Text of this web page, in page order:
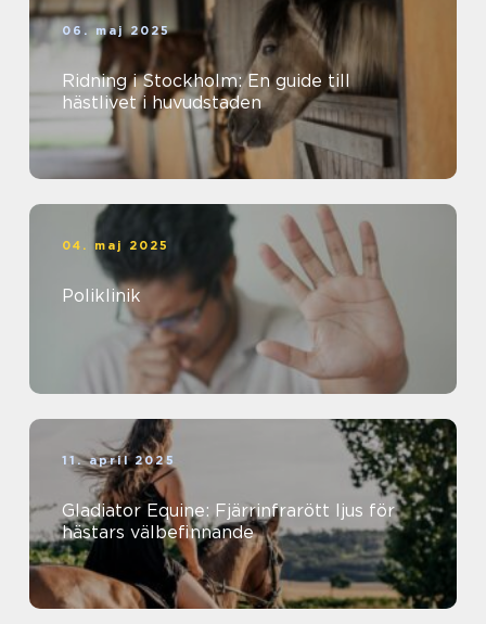
06. maj 2025
Ridning i Stockholm: En guide till
hästlivet i huvudstaden
04. maj 2025
Poliklinik
11. april 2025
Gladiator Equine: Fjärrinfrarött ljus för
hästars välbefinnande